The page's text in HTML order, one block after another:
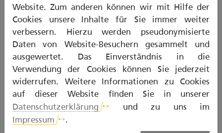
3D ohne VR-Brille: Digitaler Raum zum
Anschauen und Besprechen
proDente öffnet einen interaktiven VR-Raum
über Mundgesundheit.
Website. Zum anderen können wir mit Hilfe der
Cookies unsere Inhalte für Sie immer weiter
verbessern. Hierzu werden pseudonymisierte
Daten von Website-Besuchern gesammelt und
ausgewertet. Das Einverständnis in die
Verwendung der Cookies können Sie jederzeit
widerrufen. Weitere Informationen zu Cookies
auf dieser Website finden Sie in unserer
Datenschutzerklärung
und zu uns im
Impressum
.